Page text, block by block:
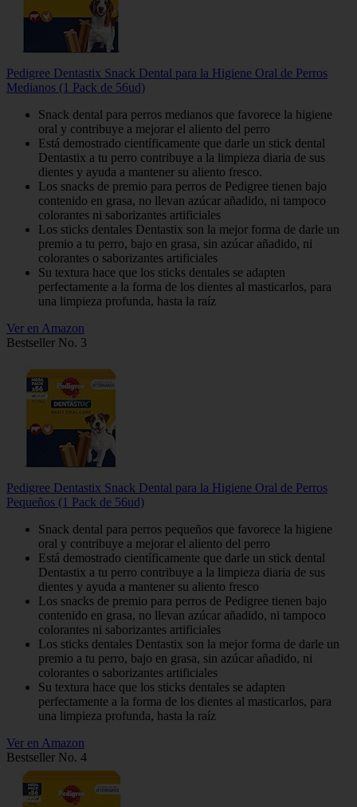
Pedigree Dentastix Snack Dental para la Higiene Oral de Perros
Medianos (1 Pack de 56ud)
Snack dental para perros medianos que favorece la higiene
oral y contribuye a mejorar el aliento del perro
Está demostrado científicamente que darle un stick dental
Dentastix a tu perro contribuye a la limpieza diaria de sus
dientes y ayuda a mantener su aliento fresco.
Los snacks de premio para perros de Pedigree tienen bajo
contenido en grasa, no llevan azúcar añadido, ni tampoco
colorantes ni saborizantes artificiales
Los sticks dentales Dentastix son la mejor forma de darle un
premio a tu perro, bajo en grasa, sin azúcar añadido, ni
colorantes o saborizantes artificiales
Su textura hace que los sticks dentales se adapten
perfectamente a la forma de los dientes al masticarlos, para
una limpieza profunda, hasta la raíz
Ver en Amazon
Bestseller No. 3
Pedigree Dentastix Snack Dental para la Higiene Oral de Perros
Pequeños (1 Pack de 56ud)
Snack dental para perros pequeños que favorece la higiene
oral y contribuye a mejorar el aliento del perro
Está demostrado científicamente que darle un stick dental
Dentastix a tu perro contribuye a la limpieza diaria de sus
dientes y ayuda a mantener su aliento fresco
Los snacks de premio para perros de Pedigree tienen bajo
contenido en grasa, no llevan azúcar añadido, ni tampoco
colorantes ni saborizantes artificiales
Los sticks dentales Dentastix son la mejor forma de darle un
premio a tu perro, bajo en grasa, sin azúcar añadido, ni
colorantes o saborizantes artificiales
Su textura hace que los sticks dentales se adapten
perfectamente a la forma de los dientes al masticarlos, para
una limpieza profunda, hasta la raíz
Ver en Amazon
Bestseller No. 4